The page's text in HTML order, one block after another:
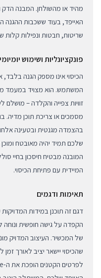
מהיד או מהשולחן. המבנה הדק
האייפד, בעוד ששכבות ההגנה
שריטות, חבטות ונפילות
פונקציונליות ושימוש יומיומי
הכיסוי אינו מספק הגנה
המשתמש. הוא מצויד במעמד
מסמכים או צריכת תוכן מדיה.
המובנה מבטיח חיסכון בחיי
המיידית עם פתיחת הכיסוי.
תאימות ודגמים
הקפדה על גישה חופשית ונוחה
של המכשיר. העיצוב המדויק
שהכיסוי יישאר יציב לאורך